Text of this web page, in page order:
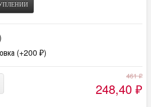
(+200 ₽)
461₽
248,40 ₽